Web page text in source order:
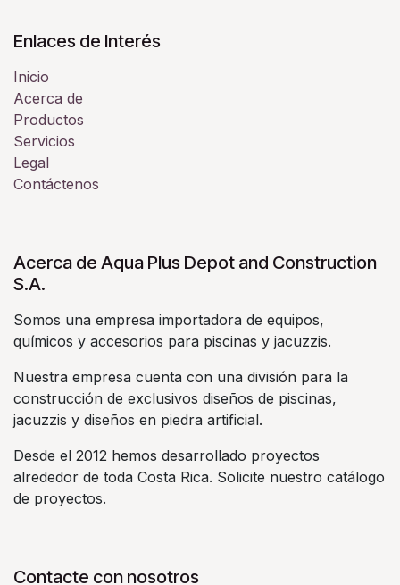
Enlaces de Interés
Inicio
Acerca de
Productos
Servicios
Legal
Contáctenos
Acerca de Aqua Plus Depot and Construction
S.A.
Somos una empresa importadora de equipos,
químicos y accesorios para piscinas y jacuzzis.
Nuestra empresa cuenta con una división para la
construcción de exclusivos diseños de piscinas,
jacuzzis y diseños en piedra artificial.
Desde el 2012 hemos desarrollado proyectos
alrededor de toda Costa Rica. Solicite nuestro catálogo
de proyectos.
Contacte con nosotros